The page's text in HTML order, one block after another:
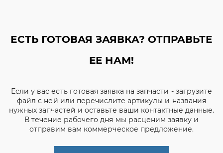
ЕСТЬ ГОТОВАЯ ЗАЯВКА? ОТПРАВЬТЕ
ЕЕ НАМ!
Если у вас есть готовая заявка на запчасти - загрузите
файл с ней или перечислите артикулы и названия
нужных запчастей и оставьте ваши контактные данные.
В течение рабочего дня мы расценим заявку и
отправим вам коммерческое предложение.